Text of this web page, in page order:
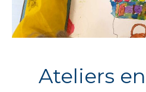
Ateliers